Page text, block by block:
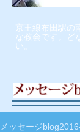
京王線布田駅の
な教会です。ど
い。
メッセージ